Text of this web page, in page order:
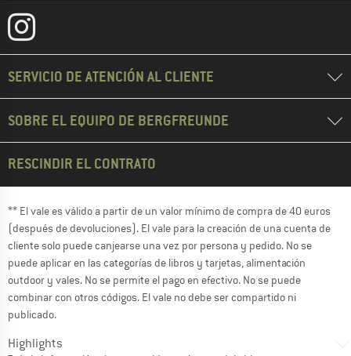
SERVICIO DE ATENCIÓN AL CLIENTE
SOBRE EL EQUIPO DE BERGFREUNDE
RESCINDIR EL CONTRATO
** El vale es válido a partir de un valor mínimo de compra de 40 euros
(después de devoluciones). El vale para la creación de una cuenta de
cliente solo puede canjearse una vez por persona y pedido. No se
puede aplicar en las categorías de libros y tarjetas, alimentación
outdoor y vales. No se permite el pago en efectivo. No se puede
combinar con otros códigos. El vale no debe ser compartido ni
publicado.
Highlights